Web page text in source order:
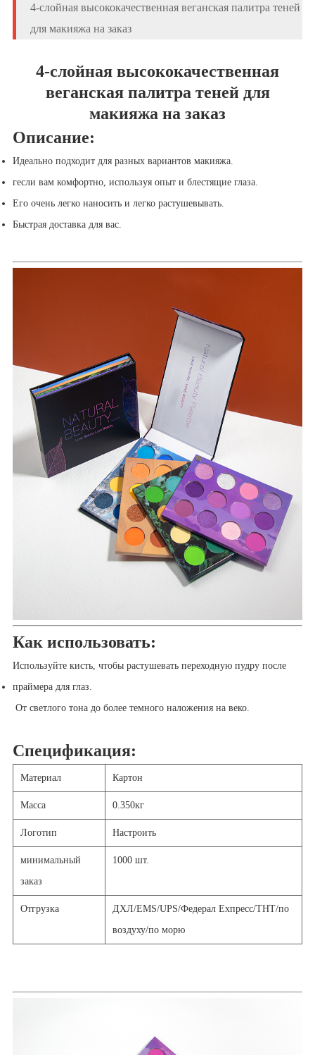
4-слойная высококачественная веганская палитра теней
для макияжа на заказ
4-слойная высококачественная
веганская палитра теней для
макияжа на заказ
Описание:
Идеально подходит для разных вариантов макияжа.
гесли вам комфортно, используя опыт и блестящие глаза.
Его очень легко наносить и легко растушевывать.
Быстрая доставка для вас.
Как использовать:
Используйте кисть, чтобы растушевать переходную пудру после
праймера для глаз.
От светлого тона до более темного наложения на веко.
Спецификация:
Материал Картон
Масса 0.350кг
Логотип Настроить
минимальный
заказ
1000 шт.
Отгрузка
ДХЛ/EMS/UPS/Федерал Ехпресс/ТНТ/по
воздуху/по морю